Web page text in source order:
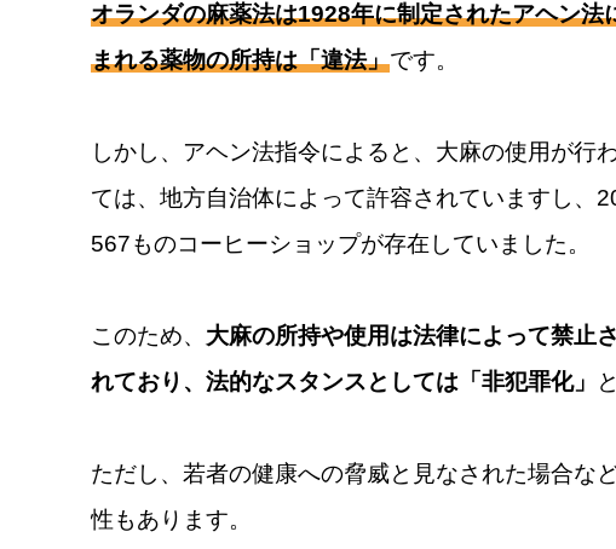
オランダの麻薬法は1928年に制定されたアヘン
まれる薬物の所持は「違法」です。
しかし、アヘン法指令によると、大麻の使用が行
ては、地方自治体によって許容されていますし、
567ものコーヒーショップが存在していました。
このため、 大麻の所持や使用は法律によって禁止
れており、法的なスタンスとしては「非犯罪化」
ただし、若者の健康への脅威と見なされた場合な
性もあります。